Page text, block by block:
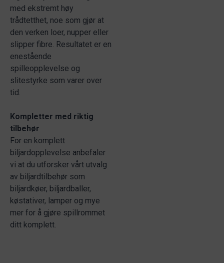
med ekstremt høy
trådtetthet, noe som gjør at
den verken loer, nupper eller
slipper fibre. Resultatet er en
enestående
spilleopplevelse og
slitestyrke som varer over
tid.
Kompletter med riktig
tilbehør
For en komplett
biljardopplevelse anbefaler
vi at du utforsker vårt utvalg
av biljardtilbehør som
biljardkøer, biljardballer,
køstativer, lamper og mye
mer for å gjøre spillrommet
ditt komplett.